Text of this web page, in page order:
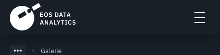
Galerie